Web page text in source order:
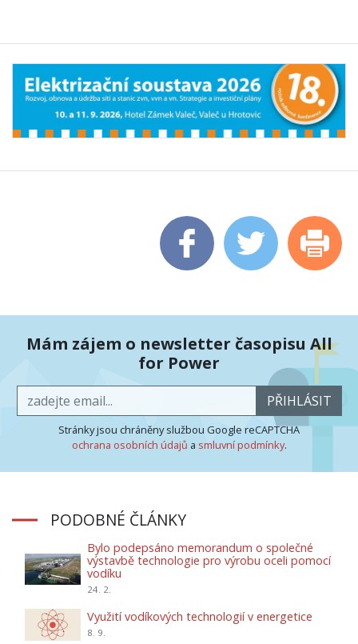
Mám zájem o newsletter časopisu All
for Power
PŘIHLÁSIT
Stránky jsou chráněny službou Google reCAPTCHA
ochrana osobních údajů a smluvní podmínky.
PODOBNÉ ČLÁNKY
Bylo podepsáno memorandum o společné
výstavbě technologie pro výrobu oceli pomocí
vodíku
24. 2.
Využití vodíkových technologií v energetice
8. 9.